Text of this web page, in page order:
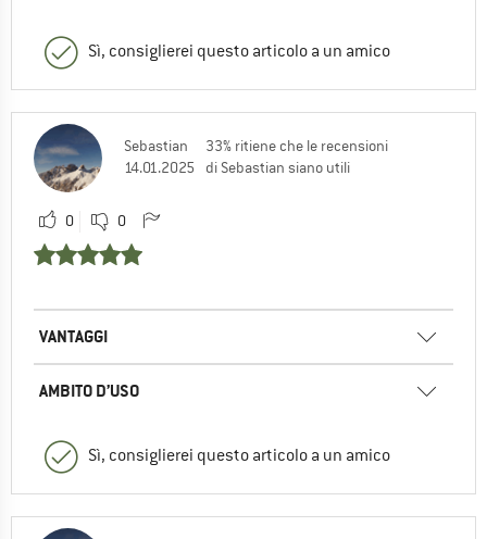
Sì, consiglierei questo articolo a un amico
Sebastian
14.01.2025
33% ritiene che le recensioni
di Sebastian siano utili
0 0
VANTAGGI
AMBITO D’USO
Sì, consiglierei questo articolo a un amico